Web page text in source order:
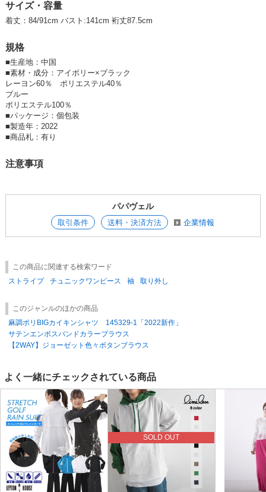
サイズ・容量
着丈：84/91cm バスト:141cm 裄丈87.5cm
規格
■生産地：中国
■素材・成分：アイボリー×ブラック
レーヨン60％ ポリエステル40％
ブルー
ポリエステル100％
■パッケージ：個包装
■製造年：2022
■商品札：有り
注意事項
パパヴェル
取引条件 送料・決済方法 企業情報
この商品に関連する検索ワード
ストライプ
チュニックワンピース 袖 取り外し
このジャンルのほかの商品
麻調ポリBIGカイキンシャツ 145329-1「2022新作」
サテンエンボスバンドカラーブラウス
【2WAY】ジョーゼット色々ボタンブラウス
よく一緒にチェックされている商品
SOLD OUT